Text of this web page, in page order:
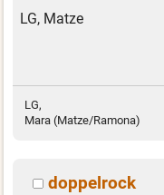
LG, Matze
LG,
Mara (Matze/Ramona)
doppelrock